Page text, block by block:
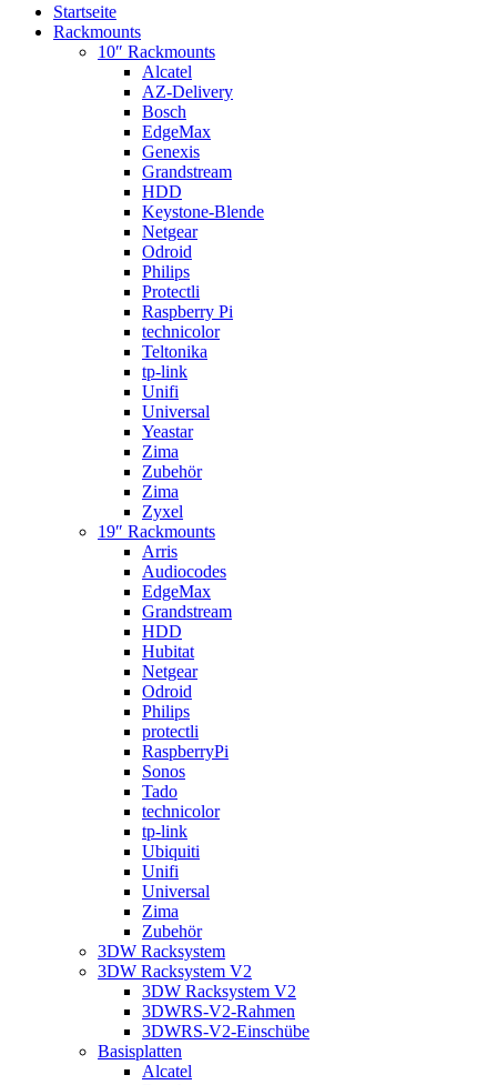
Startseite
Rackmounts
10″ Rackmounts
Alcatel
AZ-Delivery
Bosch
EdgeMax
Genexis
Grandstream
HDD
Keystone-Blende
Netgear
Odroid
Philips
Protectli
Raspberry Pi
technicolor
Teltonika
tp-link
Unifi
Universal
Yeastar
Zima
Zubehör
Zima
Zyxel
19″ Rackmounts
Arris
Audiocodes
EdgeMax
Grandstream
HDD
Hubitat
Netgear
Odroid
Philips
protectli
RaspberryPi
Sonos
Tado
technicolor
tp-link
Ubiquiti
Unifi
Universal
Zima
Zubehör
3DW Racksystem
3DW Racksystem V2
3DW Racksystem V2
3DWRS-V2-Rahmen
3DWRS-V2-Einschübe
Basisplatten
Alcatel